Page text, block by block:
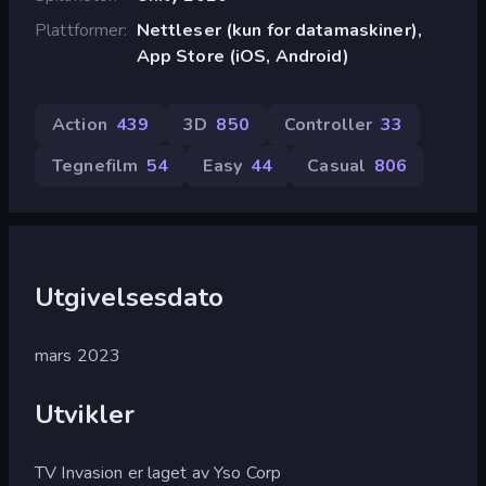
Plattformer Nettleser (kun for datamaskiner),
App Store (iOS, Android)
Action 439 3D 850 Controller 33
Tegnefilm 54 Easy 44 Casual 806
Utgivelsesdato
mars 2023
Utvikler
TV Invasion er laget av Yso Corp